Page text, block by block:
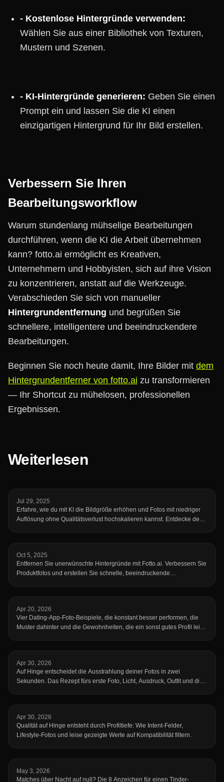
- Kostenlose Hintergründe verwenden:
Wählen Sie aus einer Bibliothek von Texturen,
Mustern und Szenen.
- KI-Hintergründe generieren: Geben Sie einen
Prompt ein und lassen Sie die KI einen
einzigartigen Hintergrund für Ihr Bild erstellen.
Verbessern Sie Ihren
Bearbeitungsworkflow
Warum stundenlang mühselige Bearbeitungen
durchführen, wenn die KI die Arbeit übernehmen
kann? fotto.ai ermöglicht es Kreativen,
Unternehmern und Hobbyisten, sich auf ihre Vision
zu konzentrieren, anstatt auf die Werkzeuge.
Verabschieden Sie sich von manueller
Hintergrundentfernung und begrüßen Sie
schnellere, intelligentere und beeindruckendere
Bearbeitungen.
Beginnen Sie noch heute damit, Ihre Bilder mit dem
Hintergrundentferner von fotto.ai zu transformieren
— Ihr Shortcut zu mühelosen, professionellen
Ergebnissen.
Weiterlesen
Jul 29, 2025
Erfahre, wie du mit KI die Bildgröße erhöhen und Fotos mit niedriger
Auflösung ohne Qualitätsverlust hochskalieren kannst. Entdecke den
Oct 5, 2025
Entfernen Sie unerwünschte Hintergründe mit Fotto.ai. Verbessern Sie
Produktfotos und erstellen Sie schnelle, beeindruckende
Apr 20, 2026
Vier Dating-App-Foto-Beispiele, die konstant besser performen, die
Muster dahinter und die Gewohnheiten, die ein sonst gutes Profil leise
Apr 30, 2026
Auf Hinge entscheidet die Ausstrahlung deiner Fotos in zwei
Sekunden. Das Rezept fürs erste Foto, Licht, Ausdruck, Outfit und die
Apr 30, 2026
Qualität auf Hinge entsteht durch Profiltiefe: Wie Intent-Felder,
Lifestyle-Fotos und leise gezeigte Werte auf Kompatibilität filtern.
May 3, 2026
Matches über Nacht auf null? Die 8 Anzeichen für einen Tinder-